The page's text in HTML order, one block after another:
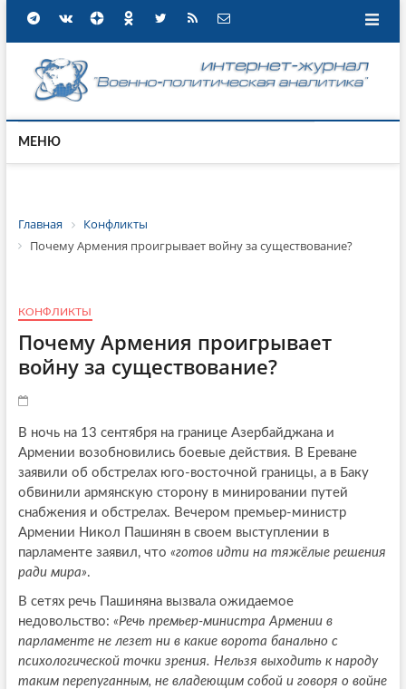
МЕНЮ
Главная
Конфликты
Почему Армения проигрывает войну за существование?
КОНФЛИКТЫ
Почему Армения проигрывает
войну за существование?
В ночь на 13 сентября на границе Азербайджана и
Армении возобновились боевые действия. В Ереване
заявили об обстрелах юго-восточной границы, а в Баку
обвинили армянскую сторону в минировании путей
снабжения и обстрелах. Вечером премьер-министр
Армении Никол Пашинян в своем выступлении в
парламенте заявил, что «готов идти на тяжёлые решения
ради мира».
В сетях речь Пашиняна вызвала ожидаемое
недовольство: «Речь премьер-министра Армении в
парламенте не лезет ни в какие ворота банально с
психологической точки зрения. Нельзя выходить к народу
таким перепуганным, не владеющим собой и говоря о войне